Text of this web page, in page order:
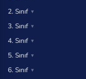
2. Sınıf
3. Sınıf
4. Sınıf
5. Sınıf
6. Sınıf